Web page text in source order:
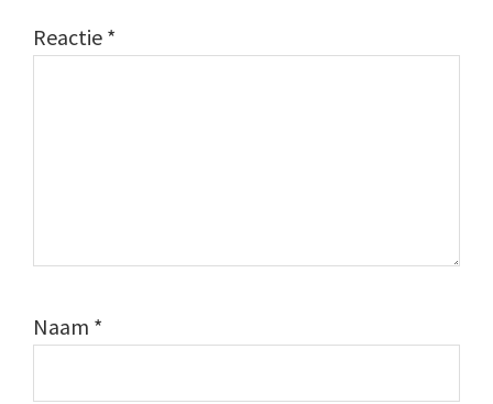
Reactie *
Naam *